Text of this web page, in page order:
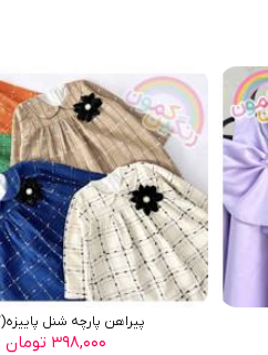
پیراهن پارچه شنل پاییزه(8897)
۳۹۸,۰۰۰ تومان